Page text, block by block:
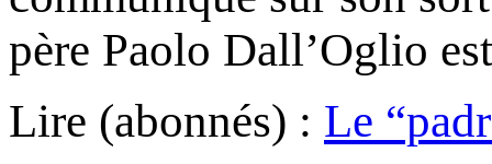
père Paolo Dall’Oglio
Lire (abonnés) : Le